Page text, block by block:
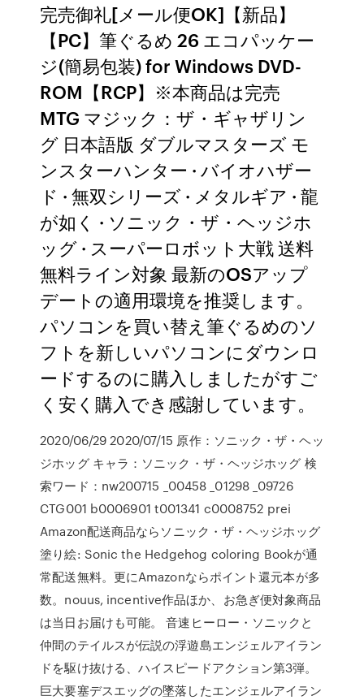
完売御礼[メール便OK]【新品】
【PC】筆ぐるめ 26 エコパッケー
ジ(簡易包装) for Windows DVD-
ROM【RCP】※本商品は完売
MTG マジック：ザ・ギャザリン
グ 日本語版 ダブルマスターズ モ
ンスターハンター · バイオハザー
ド · 無双シリーズ · メタルギア · 龍
が如く · ソニック・ザ・ヘッジホ
ッグ · スーパーロボット大戦 送料
無料ライン対象 最新のOSアップ
デートの適用環境を推奨します。
パソコンを買い替え筆ぐるめのソ
フトを新しいパソコンにダウンロ
ードするのに購入しましたがすご
く安く購入でき感謝しています。
2020/06/29 2020/07/15 原作：ソニック・ザ・ヘッ
ジホッグ キャラ：ソニック・ザ・ヘッジホッグ 検
索ワード：nw200715 _00458 _01298 _09726
CTG001 b0006901 t001341 c0008752 prei
Amazon配送商品ならソニック・ザ・ヘッジホッグ
塗り絵: Sonic the Hedgehog coloring Bookが通
常配送無料。更にAmazonならポイント還元本が多
数。nouus, incentive作品ほか、お急ぎ便対象商品
は当日お届けも可能。 音速ヒーロー・ソニックと
仲間のテイルスが伝説の浮遊島エンジェルアイラン
ドを駆け抜ける、ハイスピードアクション第3弾。
巨大要塞デスエッグの墜落したエンジェルアイラン